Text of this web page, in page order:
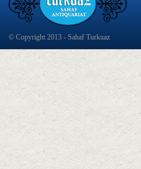
© Copyright 2013 - Sahaf Turkuaz